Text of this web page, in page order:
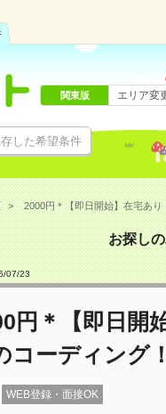
した希望条件
関東版 エリア変
2000円＊【即日開始】在宅あ
お探し
/07/23
円＊【即日開
コーディング！
WEB登録・面接OK